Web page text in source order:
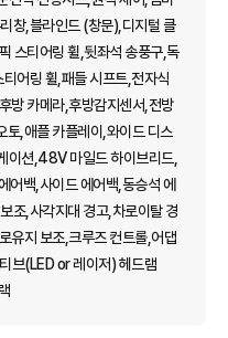
창,블라인드 (창문),디지털 클
스티어링 휠,뒷좌석 송풍구,독
어링 휠,패들 시프트,전자식
방 카메라,후방감지센서,전방
토,애플 카플레이,와이드 디스
이션,48V 마일드 하이브리드,
어백,사이드 에어백,동승석 에
조,사각지대 경고,차로이탈 경
유지 보조,크루즈 컨트롤,어댑
브(LED or 레이저) 헤드램